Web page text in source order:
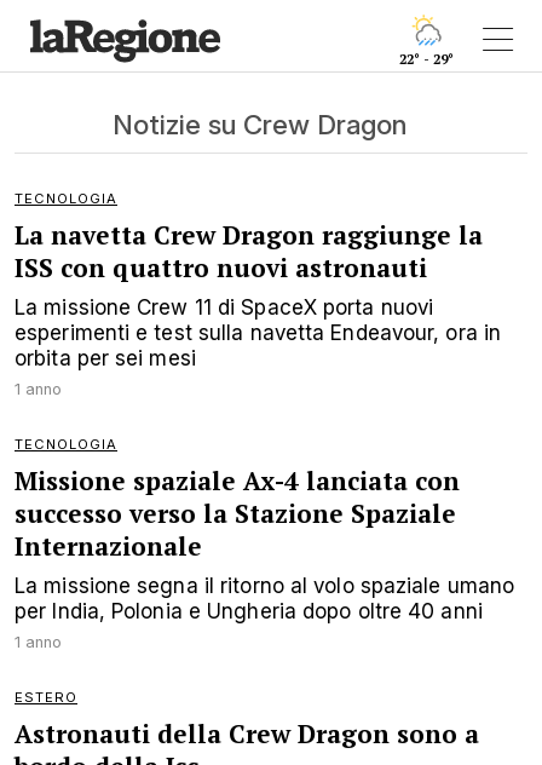
22° - 29°
Notizie su Crew Dragon
TECNOLOGIA
La navetta Crew Dragon raggiunge la
ISS con quattro nuovi astronauti
La missione Crew 11 di SpaceX porta nuovi
esperimenti e test sulla navetta Endeavour, ora in
orbita per sei mesi
1 anno
TECNOLOGIA
Missione spaziale Ax-4 lanciata con
successo verso la Stazione Spaziale
Internazionale
La missione segna il ritorno al volo spaziale umano
per India, Polonia e Ungheria dopo oltre 40 anni
1 anno
ESTERO
Astronauti della Crew Dragon sono a